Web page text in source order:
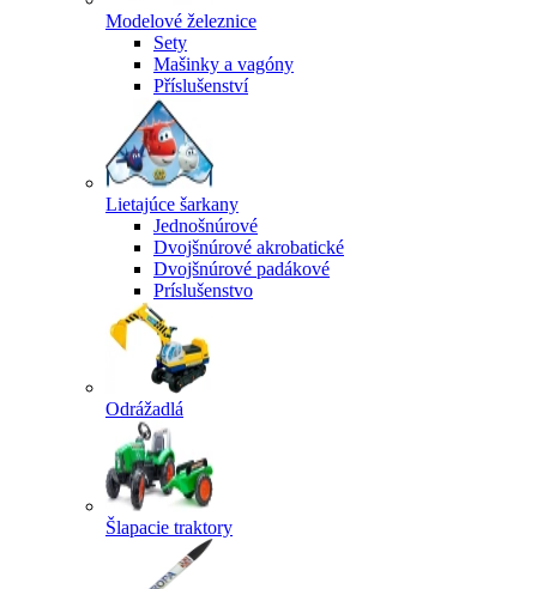
Modelové železnice
Sety
Mašinky a vagóny
Příslušenství
Lietajúce šarkany
Jednošnúrové
Dvojšnúrové akrobatické
Dvojšnúrové padákové
Príslušenstvo
Odrážadlá
Šlapacie traktory